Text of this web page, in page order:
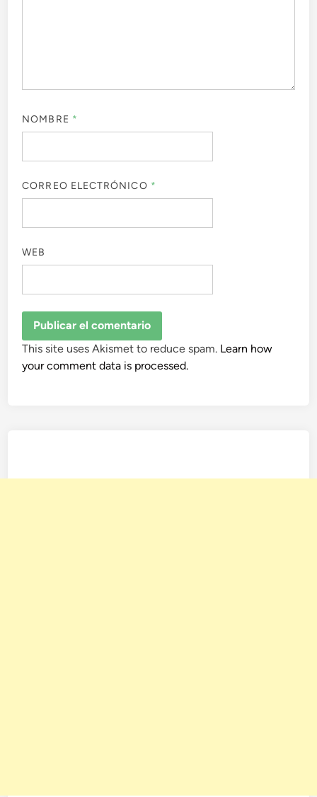
NOMBRE *
CORREO ELECTRÓNICO *
WEB
This site uses Akismet to reduce spam. Learn how
your comment data is processed.